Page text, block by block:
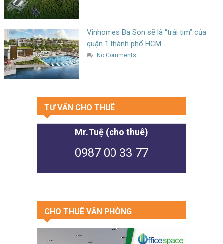
Vinhomes Ba Son sẽ là “trái tim” của
quận 1 thành phố HCM
No Comments
TƯ VẤN CHO THUÊ
Mr.Tuệ (cho thuê)
0987 00 33 77
CHO THUÊ VĂN PHÒNG